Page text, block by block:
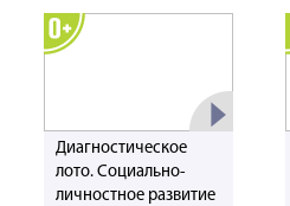
Диагностическое
лото. Социально-
личностное развитие